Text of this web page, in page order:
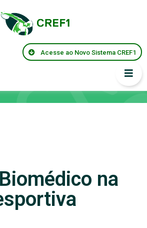
Acesse ao Novo Sistema CREF1
na